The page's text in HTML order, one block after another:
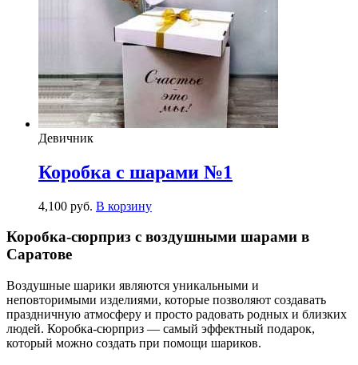
Девичник
Коробка с шарами №1
4,100 руб. В корзину
Коробка-сюрприз с воздушными шарами в
Саратове
Воздушные шарики являются уникальными и
неповторимыми изделиями, которые позволяют создавать
праздничную атмосферу и просто радовать родных и близких
людей. Коробка-сюрприз — самый эффектный подарок,
который можно создать при помощи шариков.